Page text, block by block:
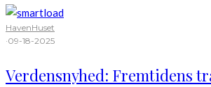
HavenHuset
·09-18-2025
Verdensnyhed: Fremtidens